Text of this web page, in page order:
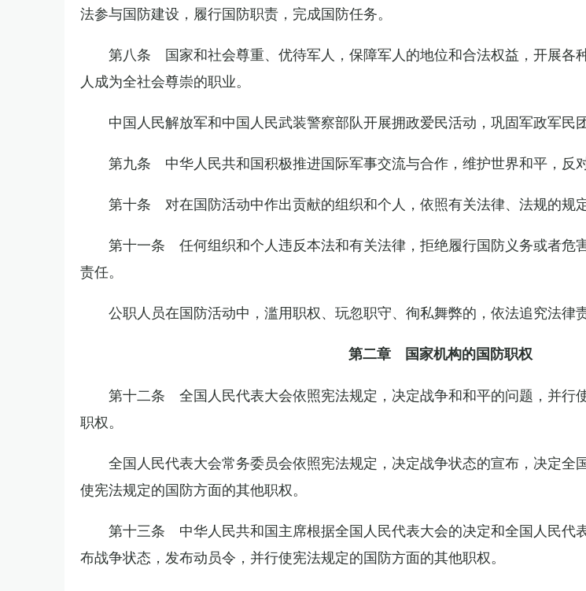
法参与国防建设，履行国防职责，完成国防任务。
第八条 国家和社会尊重、优待军人，保障军人的地位和合法权益，开展各
人成为全社会尊崇的职业。
中国人民解放军和中国人民武装警察部队开展拥政爱民活动，巩固军政军民团
第九条 中华人民共和国积极推进国际军事交流与合作，维护世界和平，反
第十条 对在国防活动中作出贡献的组织和个人，依照有关法律、法规的规
第十一条 任何组织和个人违反本法和有关法律，拒绝履行国防义务或者危
责任。
公职人员在国防活动中，滥用职权、玩忽职守、徇私舞弊的，依法追究法律责
第二章 国家机构的国防职权
第十二条 全国人民代表大会依照宪法规定，决定战争和和平的问题，并行
职权。
全国人民代表大会常务委员会依照宪法规定，决定战争状态的宣布，决定全
使宪法规定的国防方面的其他职权。
第十三条 中华人民共和国主席根据全国人民代表大会的决定和全国人民代
布战争状态，发布动员令，并行使宪法规定的国防方面的其他职权。